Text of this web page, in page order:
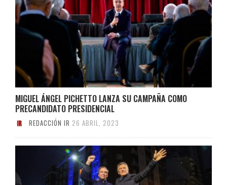
MIGUEL ÁNGEL PICHETTO LANZA SU CAMPAÑA COMO
PRECANDIDATO PRESIDENCIAL
REDACCIÓN IR 26 ABRIL, 2023